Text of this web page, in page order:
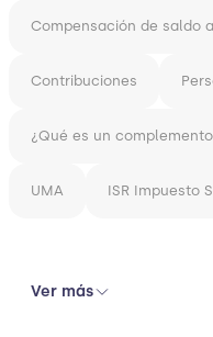
Compensación de saldo
Contribuciones
¿Qué es un
UMA ISR Impuesto
Ver más